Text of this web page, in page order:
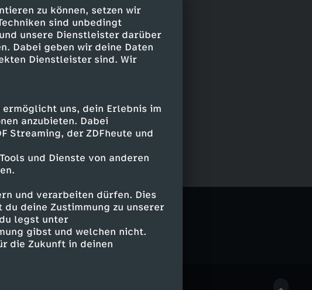
zu können, setzen wir
sind unbedingt
unsere Dienstleister darüber
Dabei geben wir deine Daten
Dienstleister sind. Wir
uns, dein Erlebnis im
anzubieten. Dabei
Streaming, der ZDFheute und
und Dienste von anderen
und verarbeiten dürfen. Dies
deine Zustimmung zu unserer
legst unter
gibst und welchen nicht.
die Zukunft in deinen